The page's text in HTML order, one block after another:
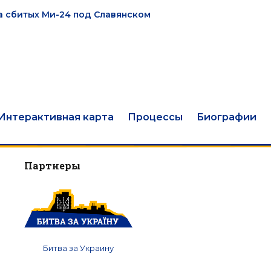
сбитых Ми-24 под Славянском
карта Процессы Биографии
Партнеры
Битва за Украину